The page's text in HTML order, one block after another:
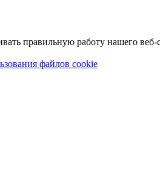
правильную работу нашего веб-
файлов cookie